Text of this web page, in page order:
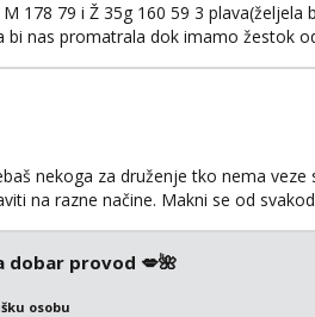
178 79 i Ž 35g 160 59 3 plava(željela
nas promatrala dok imamo žestok
nekoga za druženje tko nema
na razne načine. Makni se od
dobar provod 💋🌺
osobu